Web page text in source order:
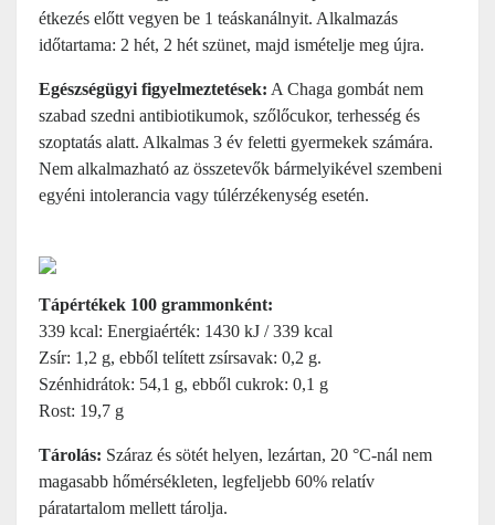
étkezés előtt vegyen be 1 teáskanálnyit. Alkalmazás
időtartama: 2 hét, 2 hét szünet, majd ismételje meg újra.
Egészségügyi figyelmeztetések: A Chaga gombát nem
szabad szedni antibiotikumok, szőlőcukor, terhesség és
szoptatás alatt. Alkalmas 3 év feletti gyermekek számára.
Nem alkalmazható az összetevők bármelyikével szembeni
egyéni intolerancia vagy túlérzékenység esetén.
Tápértékek 100 grammonként:
339 kcal: Energiaérték: 1430 kJ / 339 kcal
Zsír: 1,2 g, ebből telített zsírsavak: 0,2 g.
Szénhidrátok: 54,1 g, ebből cukrok: 0,1 g
Rost: 19,7 g
Tárolás: Száraz és sötét helyen, lezártan, 20 °C-nál nem
magasabb hőmérsékleten, legfeljebb 60% relatív
páratartalom mellett tárolja.